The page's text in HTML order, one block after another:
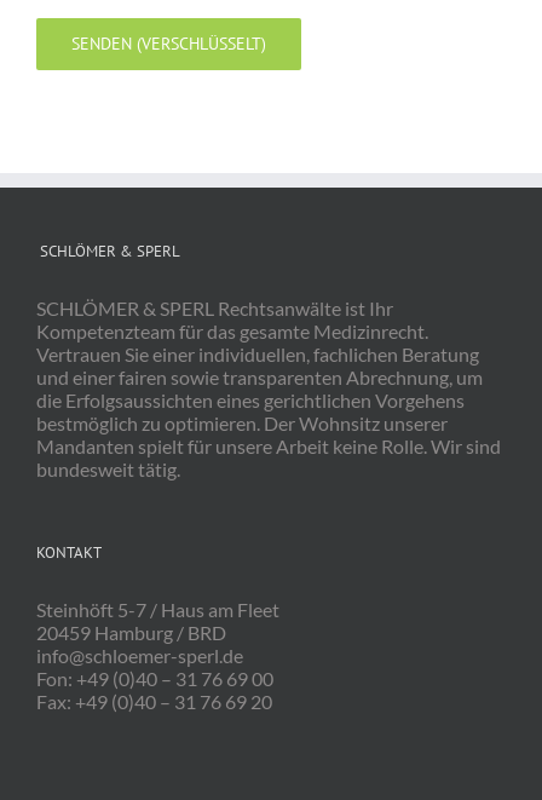
SCHLÖMER & SPERL
SCHLÖMER & SPERL Rechtsanwälte ist Ihr
Kompetenzteam für das gesamte Medizinrecht.
Vertrauen Sie einer individuellen, fachlichen Beratung
und einer fairen sowie transparenten Abrechnung, um
die Erfolgsaussichten eines gerichtlichen Vorgehens
bestmöglich zu optimieren. Der Wohnsitz unserer
Mandanten spielt für unsere Arbeit keine Rolle. Wir sind
bundesweit tätig.
KONTAKT
Steinhöft 5-7 / Haus am Fleet
20459 Hamburg / BRD
info@schloemer-sperl.de
Fon: +49 (0)40 – 31 76 69 00
Fax: +49 (0)40 – 31 76 69 20